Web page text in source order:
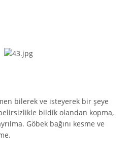
bilerek ve isteyerek bir şeye
bildik olandan kopma,
Göbek bağını kesme ve